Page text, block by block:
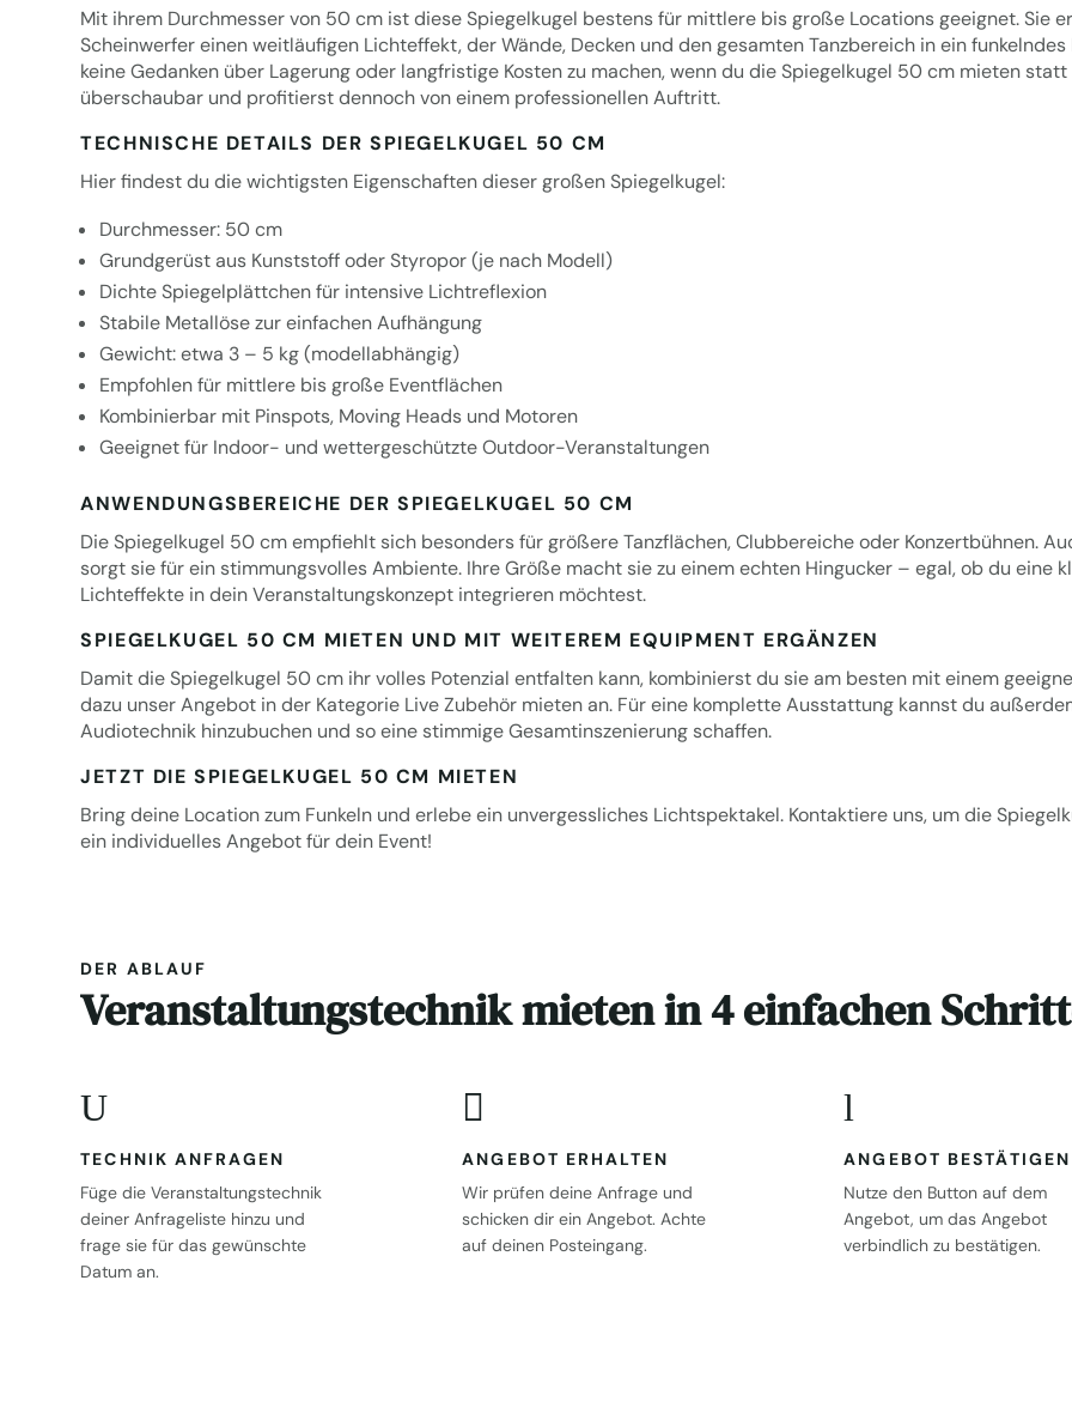
Mit ihrem Durchmesser von 50 cm ist diese Spiegelkugel bestens für mittlere bis große Locations geeignet. Sie
Scheinwerfer einen weitläufigen Lichteffekt, der Wände, Decken und den gesamten Tanzbereich in ein
keine Gedanken über Lagerung oder langfristige Kosten zu machen, wenn du die Spiegelkugel 50 cm mieten
überschaubar und profitierst dennoch von einem professionellen Auftritt.
TECHNISCHE DETAILS DER SPIEGELKUGEL 50 CM
Hier findest du die wichtigsten Eigenschaften dieser großen Spiegelkugel:
Durchmesser: 50 cm
Grundgerüst aus Kunststoff oder Styropor (je nach Modell)
Dichte Spiegelplättchen für intensive Lichtreflexion
Stabile Metallöse zur einfachen Aufhängung
Gewicht: etwa 3 – 5 kg (modellabhängig)
Empfohlen für mittlere bis große Eventflächen
Kombinierbar mit Pinspots, Moving Heads und Motoren
Geeignet für Indoor- und wettergeschützte Outdoor-Veranstaltungen
ANWENDUNGSBEREICHE DER SPIEGELKUGEL 50 CM
Die Spiegelkugel 50 cm empfiehlt sich besonders für größere Tanzflächen, Clubbereiche oder Konzertbühnen.
sorgt sie für ein stimmungsvolles Ambiente. Ihre Größe macht sie zu einem echten Hingucker – egal, ob du
Lichteffekte in dein Veranstaltungskonzept integrieren möchtest.
SPIEGELKUGEL 50 CM MIETEN UND MIT WEITEREM EQUIPMENT ERGÄNZEN
Damit die Spiegelkugel 50 cm ihr volles Potenzial entfalten kann, kombinierst du sie am besten mit einem
dazu unser Angebot in der Kategorie Live Zubehör mietenan. Für eine komplette Ausstattung kannst du
Audiotechnik hinzubuchen und so eine stimmige Gesamtinszenierung schaffen.
JETZT DIE SPIEGELKUGEL 50 CM MIETEN
Bring deine Location zum Funkeln und erlebe ein unvergessliches Lichtspektakel. Kontaktiere uns, um die
ein individuelles Angebot für dein Event!
DER ABLAUF
Veranstaltungstechnik mieten in 4 einfachen
U
TECHNIK ANFRAGEN
Füge die Veranstaltungstechnik
deiner Anfrageliste hinzu und
frage sie für das gewünschte
Datum an.

ANGEBOT ERHALTEN
Wir prüfen deine Anfrage und
schicken dir ein Angebot. Achte
auf deinen Posteingang.
l
ANGEBOT BESTÄTIGEN
Nutze den Button auf dem
Angebot, um das Angebot
verbindlich zu bestätigen.